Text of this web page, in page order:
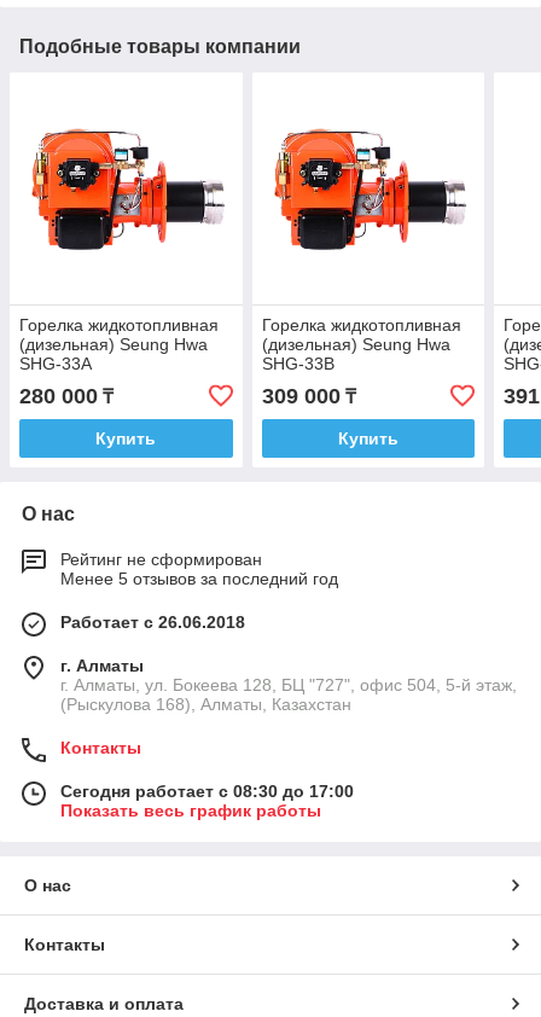
Подобные товары компании
Горелка жидкотопливная
(дизельная) Seung Hwa
SHG-33A
280 000 ₸
Купить
Горелка жидкотопливная
(дизельная) Seung Hwa
SHG-33B
309 000₸
Купить
О нас
Рейтинг не сформирован
Менее 5 отзывов за последний год
Работает с 26.06.2018
г. Алматы
г. Алматы, ул. Бокеева 128, БЦ "727", офис 504, 5-й этаж,
(Рыскулова 168), Алматы, Казахстан
Контакты
Сегодня работает с 08:30 до 17:00
Показать весь график работы
О нас
Контакты
Доставка и оплата